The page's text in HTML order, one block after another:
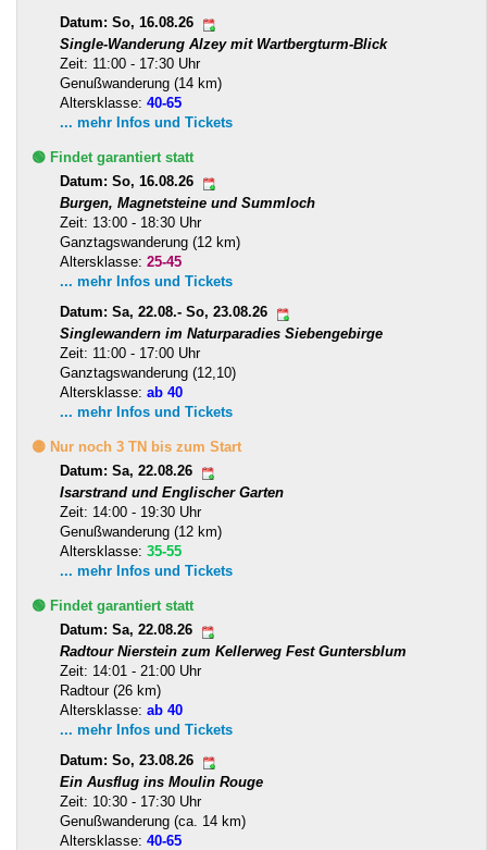
Datum: So, 16.08.26
Single-Wanderung Alzey mit Wartbergturm-Blick
Zeit: 11:00 - 17:30 Uhr
Genußwanderung (14 km)
Altersklasse: 40-65
... mehr Infos und Tickets
🟢 Findet garantiert statt
Datum: So, 16.08.26
Burgen, Magnetsteine und Summloch
Zeit: 13:00 - 18:30 Uhr
Ganztagswanderung (12 km)
Altersklasse: 25-45
... mehr Infos und Tickets
Datum: Sa, 22.08.- So, 23.08.26
Singlewandern im Naturparadies Siebengebirge
Zeit: 11:00 - 17:00 Uhr
Ganztagswanderung (12,10)
Altersklasse: ab 40
... mehr Infos und Tickets
🟡 Nur noch 3 TN bis zum Start
Datum: Sa, 22.08.26
Isarstrand und Englischer Garten
Zeit: 14:00 - 19:30 Uhr
Genußwanderung (12 km)
Altersklasse: 35-55
... mehr Infos und Tickets
🟢 Findet garantiert statt
Datum: Sa, 22.08.26
Radtour Nierstein zum Kellerweg Fest Guntersblum
Zeit: 14:01 - 21:00 Uhr
Radtour (26 km)
Altersklasse: ab 40
... mehr Infos und Tickets
Datum: So, 23.08.26
Ein Ausflug ins Moulin Rouge
Zeit: 10:30 - 17:30 Uhr
Genußwanderung (ca. 14 km)
Altersklasse: 40-65